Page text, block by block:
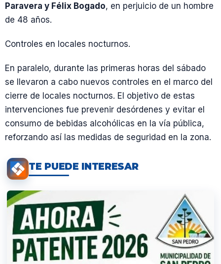
Paravera y Félix Bogado, en perjuicio de un hombre
de 48 años.
Controles en locales nocturnos.
En paralelo, durante las primeras horas del sábado
se llevaron a cabo nuevos controles en el marco del
cierre de locales nocturnos. El objetivo de estas
intervenciones fue prevenir desórdenes y evitar el
consumo de bebidas alcohólicas en la vía pública,
reforzando así las medidas de seguridad en la zona.
TE PUEDE INTERESAR